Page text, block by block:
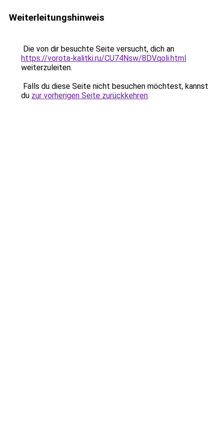
Weiterleitungshinweis
Die von dir besuchte Seite versucht, dich an
https://vorota-kalitki.ru/CU74Nsw/8DVqoli.html
weiterzuleiten.
Falls du diese Seite nicht besuchen möchtest, kannst
du zur vorherigen Seite zurückkehren.